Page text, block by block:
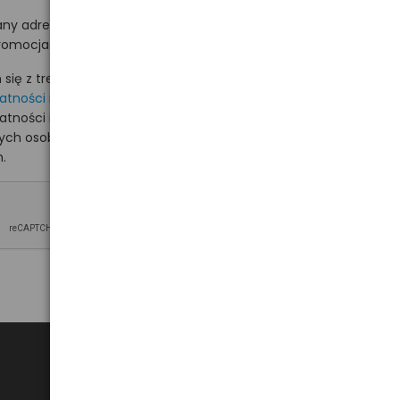
adres e-mail
na hurt.com.pl.
z treścią i akceptuję
i wyrażam zgodę
osobowych na